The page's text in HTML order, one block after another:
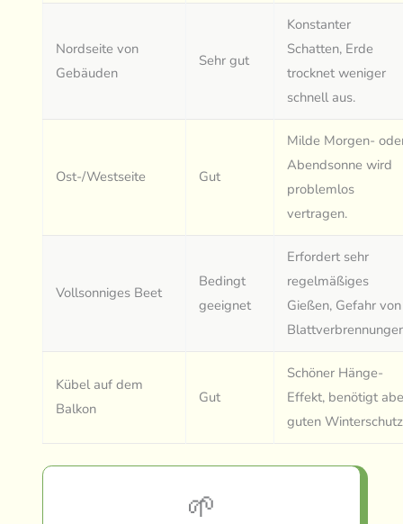
Nordseite von
Gebäuden
Sehr gut
Konstanter
Schatten, Erde
trocknet weniger
schnell aus.
Ost-/Westseite Gut
Milde Morgen-
Abendsonne wird
problemlos
vertragen.
Vollsonniges Beet
Bedingt
geeignet
Erfordert sehr
regelmäßiges
Gießen, Gefahr von
Kübel auf dem
Balkon
Gut
Schöner Hänge-
Effekt, benötigt
guten
🌱